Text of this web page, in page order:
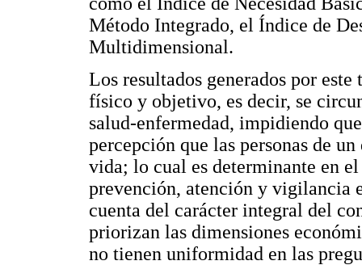
Método Integrado, el Índice de
Multidimensional.
Los resultados generados por
físico y objetivo, es decir, se
salud-enfermedad, impidiendo
percepción que las personas de
vida; lo cual es determinante en
prevención, atención y vigilancia
cuenta del carácter integral del
priorizan las dimensiones
no tienen uniformidad en las